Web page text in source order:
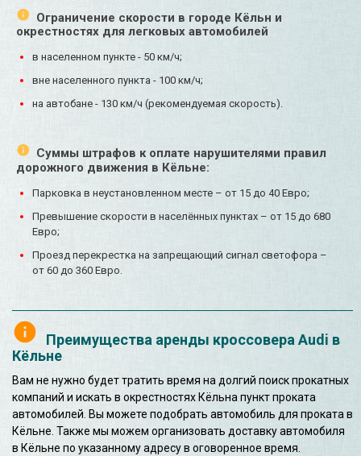
Ограничение скорости в городе Кёльн и
окрестностях для легковых автомобилей
в населенном пункте - 50 км/ч;
вне населенного пункта - 100 км/ч;
на автобане - 130 км/ч (рекомендуемая скорость).
Суммы штрафов к оплате нарушителями правил
дорожного движения в Кёльне:
Парковка в неустановленном месте – от 15 до 40 Евро;
Превышение скорости в населённых пунктах – от 15 до 680
Евро;
Проезд перекрестка на запрещающий сигнал светофора –
от 60 до 360 Евро.
Преимущества аренды кроссовера Audi в
Кёльне
Вам не нужно будет тратить время на долгий поиск прокатных
компаний и искать в окрестностях Кёльна пункт проката
автомобилей. Вы можете подобрать автомобиль для проката в
Кёльне. Также мы можем организовать доставку автомобиля
в Кёльне по указанному адресу в оговоренное время.